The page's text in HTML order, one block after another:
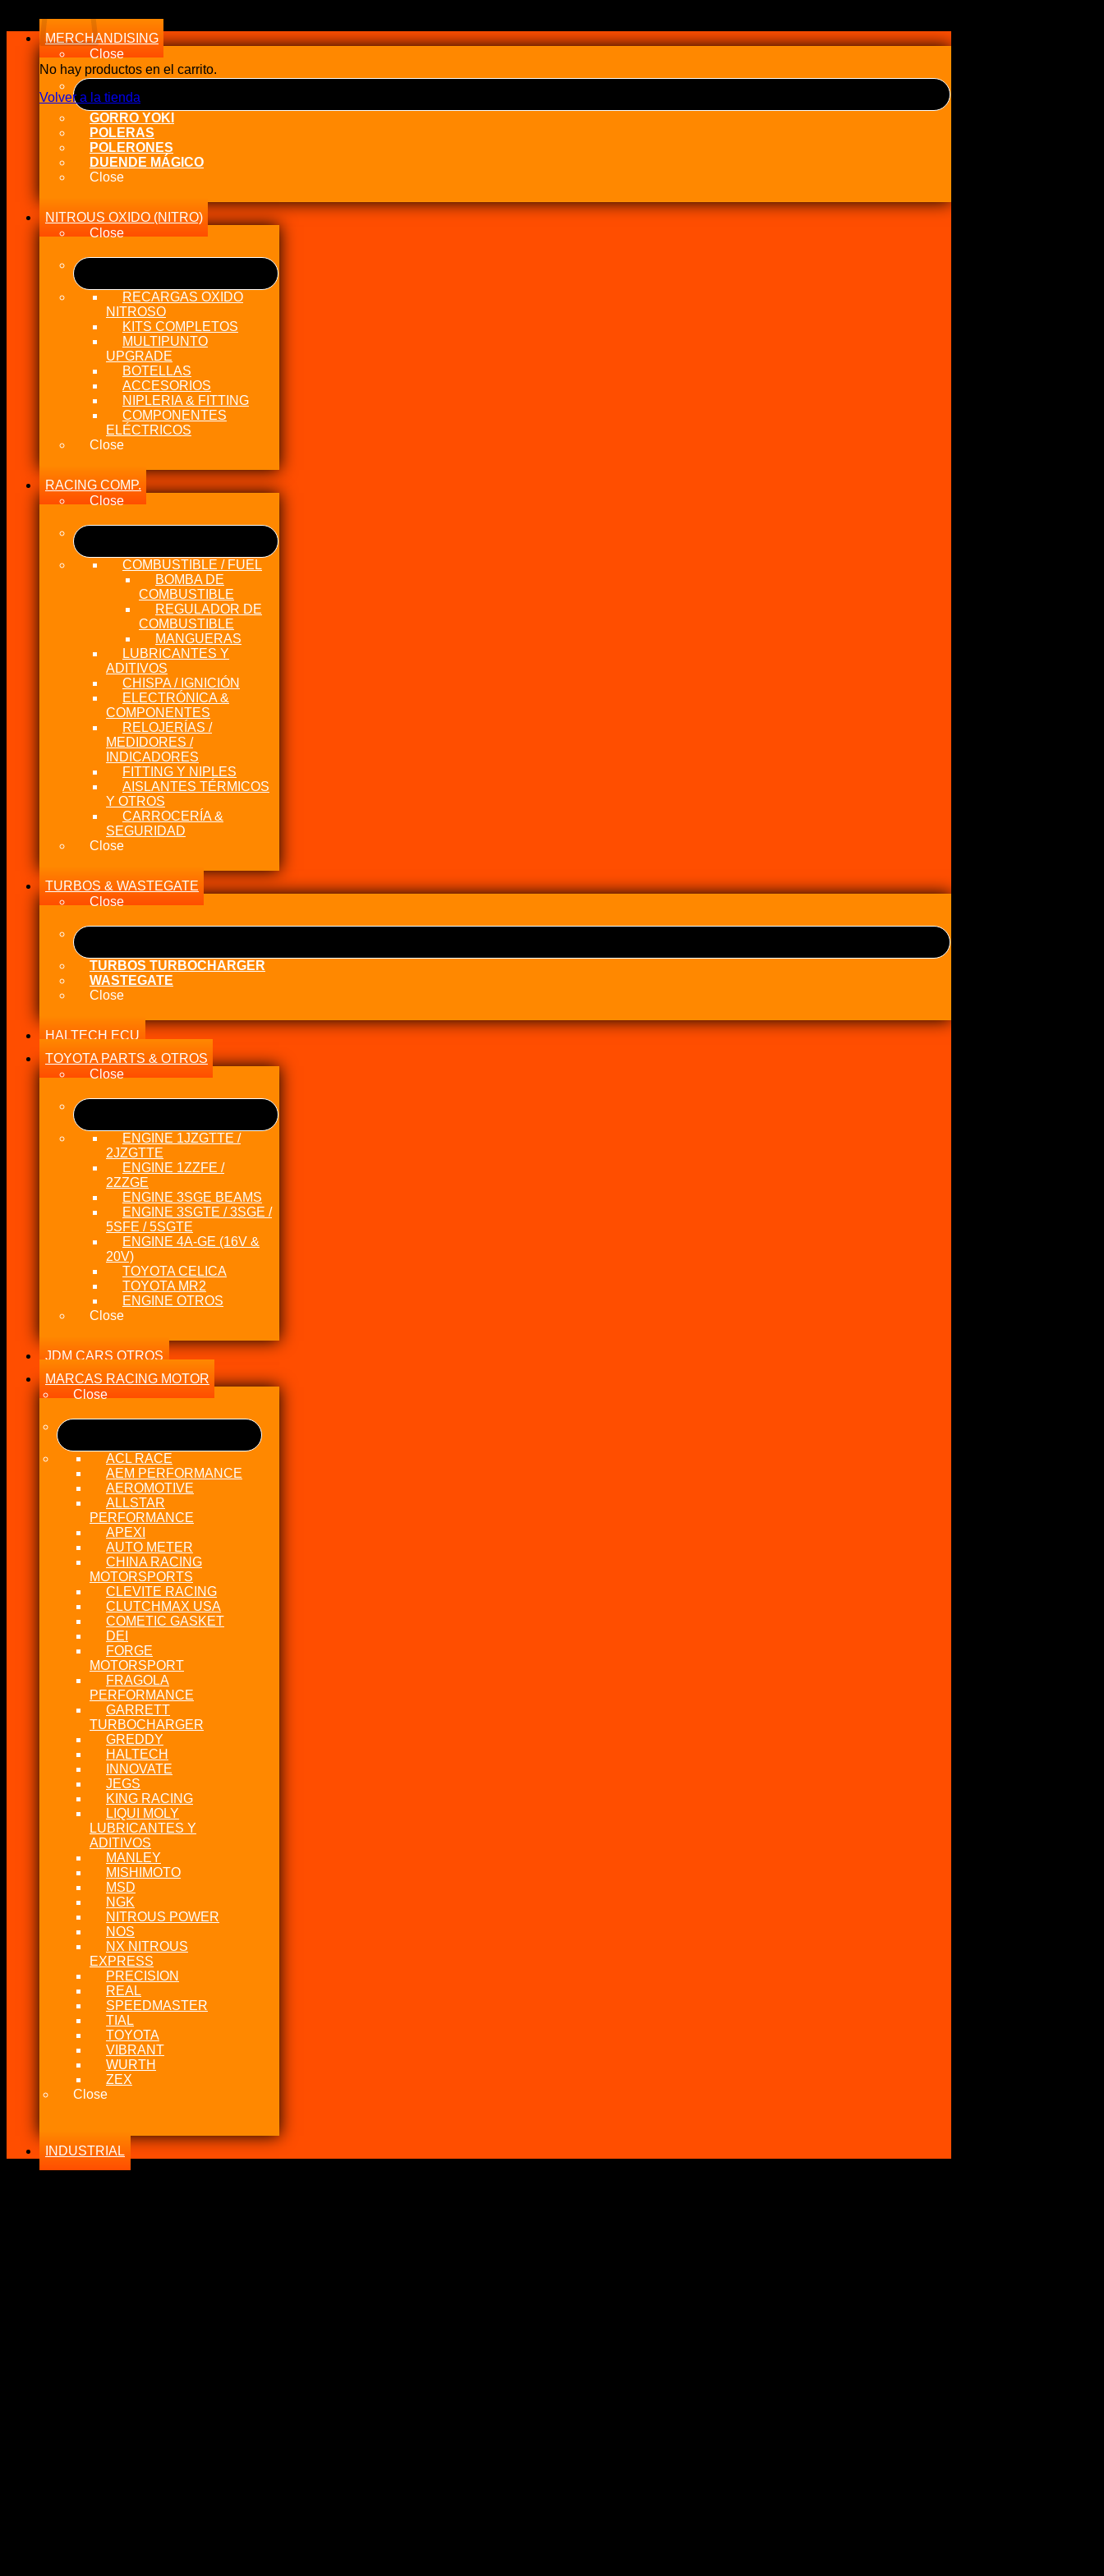
No hay productos en el carrito.
Volver a la tienda
MERCHANDISING
Close
GORRO YOKI
POLERAS
POLERONES
DUENDE MÁGICO
Close
NITROUS OXIDO (NITRO)
Close
RECARGAS OXIDO
NITROSO
KITS COMPLETOS
MULTIPUNTO
UPGRADE
BOTELLAS
ACCESORIOS
NIPLERIA & FITTING
COMPONENTES
ELÉCTRICOS
Close
RACING COMP.
Close
COMBUSTIBLE / FUEL
BOMBA DE
COMBUSTIBLE
REGULADOR DE
COMBUSTIBLE
MANGUERAS
LUBRICANTES Y
ADITIVOS
CHISPA / IGNICIÓN
ELECTRÓNICA &
COMPONENTES
RELOJERÍAS /
MEDIDORES /
INDICADORES
FITTING Y NIPLES
AISLANTES TÉRMICOS
Y OTROS
CARROCERÍA &
SEGURIDAD
Close
TURBOS & WASTEGATE
Close
TURBOS TURBOCHARGER
WASTEGATE
Close
HALTECH ECU
TOYOTA PARTS & OTROS
Close
ENGINE 1JZGTTE /
2JZGTTE
ENGINE 1ZZFE /
2ZZGE
ENGINE 3SGE BEAMS
ENGINE 3SGTE / 3SGE /
5SFE / 5SGTE
ENGINE 4A-GE (16V &
20V)
TOYOTA CELICA
TOYOTA MR2
ENGINE OTROS
Close
JDM CARS OTROS
MARCAS RACING MOTOR
Close
ACL RACE
AEM PERFORMANCE
AEROMOTIVE
ALLSTAR
PERFORMANCE
APEXI
AUTO METER
CHINA RACING
MOTORSPORTS
CLEVITE RACING
CLUTCHMAX USA
COMETIC GASKET
DEI
FORGE
MOTORSPORT
FRAGOLA
PERFORMANCE
GARRETT
TURBOCHARGER
GREDDY
HALTECH
INNOVATE
JEGS
KING RACING
LIQUI MOLY
LUBRICANTES Y
ADITIVOS
MANLEY
MISHIMOTO
MSD
NGK
NITROUS POWER
NOS
NX NITROUS
EXPRESS
PRECISION
REAL
SPEEDMASTER
TIAL
TOYOTA
VIBRANT
WURTH
ZEX
Close
INDUSTRIAL